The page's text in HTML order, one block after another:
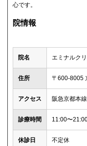
心です。
院情報
院名 エミナルク
住所 〒600-8005
アクセス 阪急京都本
診療時間 11:00〜
休診日 不定休